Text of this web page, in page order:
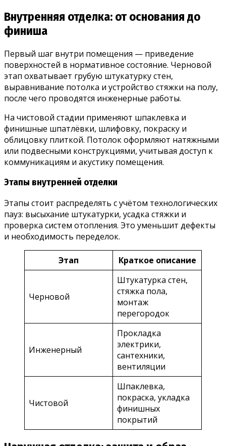
Внутренняя отделка: от основания до
финиша
Первый шаг внутри помещения — приведение
поверхностей в нормативное состояние. Черновой
этап охватывает грубую штукатурку стен,
выравнивание потолка и устройство стяжки на полу,
после чего проводятся инженерные работы.
На чистовой стадии применяют шпаклевка и
финишные шпатлёвки, шлифовку, покраску и
облицовку плиткой. Потолок оформляют натяжными
или подвесными конструкциями, учитывая доступ к
коммуникациям и акустику помещения.
Этапы внутренней отделки
Этапы стоит распределять с учётом технологических
пауз: высыхание штукатурки, усадка стяжки и
проверка систем отопления. Это уменьшит дефекты
и необходимость переделок.
Этап Краткое описание
Черновой
Штукатурка стен,
стяжка пола,
монтаж
перегородок
Инженерный
Прокладка
электрики,
сантехники,
вентиляции
Чистовой
Шпаклевка,
покраска, укладка
финишных
покрытий